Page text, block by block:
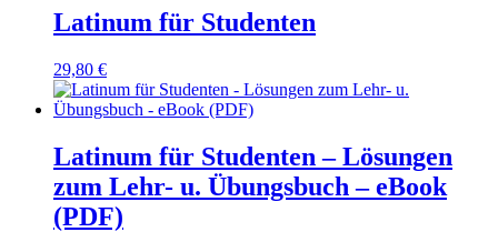
Latinum für Studenten
29,80 €
Latinum für Studenten – Lösungen
zum Lehr- u. Übungsbuch – eBook
(PDF)